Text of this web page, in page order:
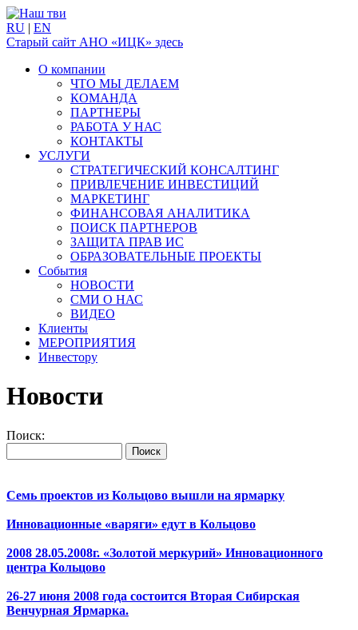
RU | EN
Старый сайт АНО «ИЦК» здесь
О компании
ЧТО МЫ ДЕЛАЕМ
КОМАНДА
ПАРТНЕРЫ
РАБОТА У НАС
КОНТАКТЫ
УСЛУГИ
СТРАТЕГИЧЕСКИЙ КОНСАЛТИНГ
ПРИВЛЕЧЕНИЕ ИНВЕСТИЦИЙ
МАРКЕТИНГ
ФИНАНСОВАЯ АНАЛИТИКА
ПОИСК ПАРТНЕРОВ
ЗАЩИТА ПРАВ ИС
ОБРАЗОВАТЕЛЬНЫЕ ПРОЕКТЫ
События
НОВОСТИ
СМИ О НАС
ВИДЕО
Клиенты
МЕРОПРИЯТИЯ
Инвестору
Новости
Поиск:
Семь проектов из Кольцово вышли на ярмарку
Инновационные «варяги» едут в Кольцово
2008 28.05.2008г. «Золотой меркурий» Инновационного
центра Кольцово
26-27 июня 2008 года состоится Вторая Сибирская
Венчурная Ярмарка.